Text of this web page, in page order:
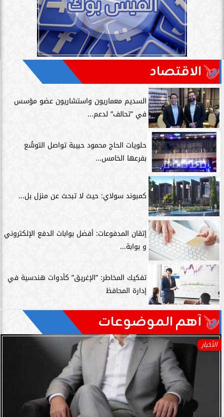
الاقتصاد
السديم معماريون واستشاريون عضو مؤسس
في ”تحالف” لدعم...
حلويات الحاج محمود حبيبة تواصل التوسُّع
بفرعها الخامس...
كمبوند سولاي: حيث لا تبحث عن منزل بل...
إتقان المدفوعات: أفضل بوابات الدفع الإلكتروني
و بوابة...
تفكيك المخاطر: ”الإغريق” كأدوات هندسية في
إدارة المحافظ
آهم الموضوعات
الأخبار